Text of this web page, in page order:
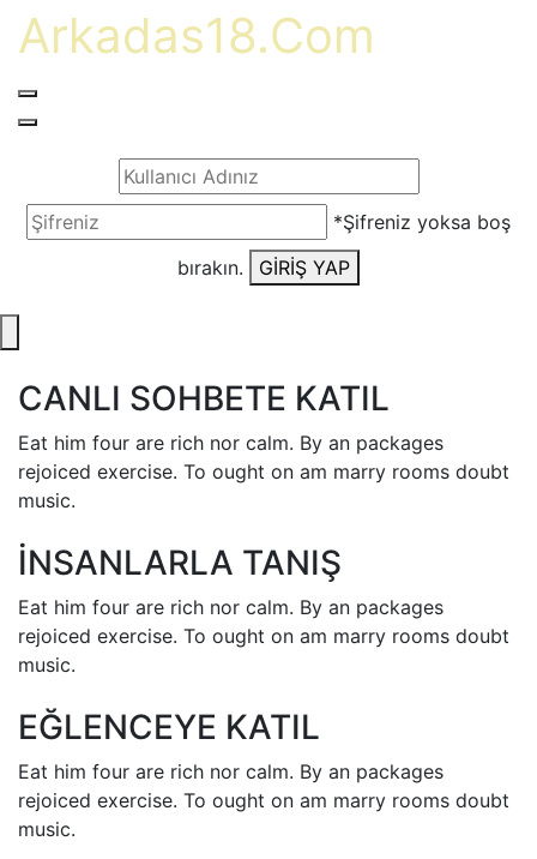
Arkadas18.Com
*Şifreniz yoksa boş
bırakın.
GİRİŞ YAP
CANLI SOHBETE KATIL
Eat him four are rich nor calm. By an packages
rejoiced exercise. To ought on am marry rooms doubt
music.
İNSANLARLA TANIŞ
Eat him four are rich nor calm. By an packages
rejoiced exercise. To ought on am marry rooms doubt
music.
EĞLENCEYE KATIL
Eat him four are rich nor calm. By an packages
rejoiced exercise. To ought on am marry rooms doubt
music.